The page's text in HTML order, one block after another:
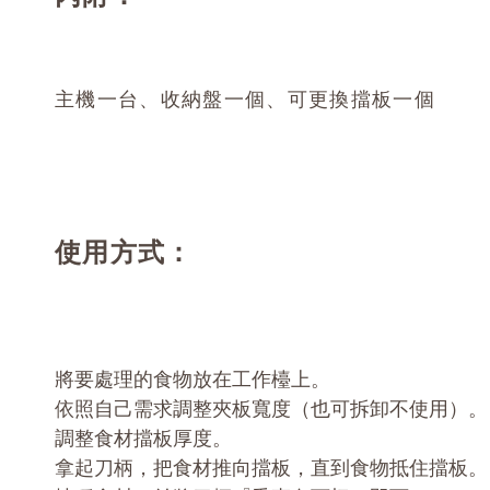
主機一台、收納盤一個、可更換擋板一個
使用方式：
將要處理的食物放在工作檯上。
依照自己需求調整夾板寬度（也可拆卸不使用）。
調整食材擋板厚度。
拿起刀柄，把食材推向擋板，直到食物抵住擋板。